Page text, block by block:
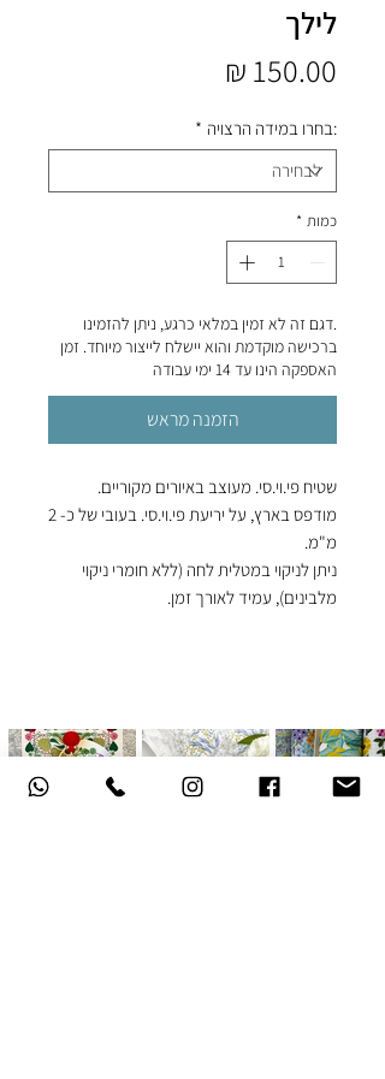
לילך
:בחרו במידה הרצויה *
כמות *
.דגם זה לא זמין במלאי כרגע, ניתן להזמינו
ברכישה מוקדמת והוא יישלח לייצור מיוחד. זמן
האספקה הינו עד 14 ימי עבודה
הזמנה מראש
שטיח פי.וי.סי. מעוצב באיורים מקוריים.
מודפס בארץ, על יריעת פי.וי.סי. בעובי של כ- 2
מ"מ.
ניתן לניקוי במטלית לחה (ללא חומרי ניקוי
מלבינים), עמיד לאורך זמן.